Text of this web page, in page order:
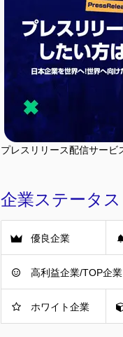
プレスリリース配信サービ
企業ステータス
優良企業
高利益企業/TOP企業
ホワイト企業